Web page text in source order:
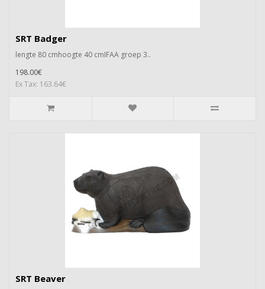
SRT Badger
lengte 80 cmhoogte 40 cmIFAA groep 3..
198.00€
Ex Tax: 163.64€
SRT Beaver